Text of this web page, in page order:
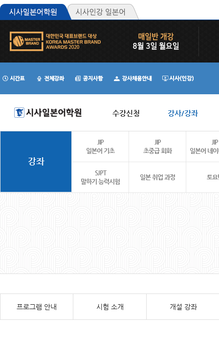
수강신청 강사/강좌
강좌
JIP
일본어 기초
JIP
초중급 회화
JIP
일본어 네
SJPT
말하기 능력시험
일본 취업 과정 토요
프로그램 안내 시험 소개 개설 강좌